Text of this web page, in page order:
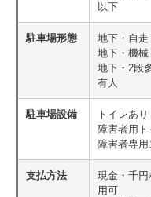
以下
駐車場形態
地下・自走
地下・機械
地下・2段
有人
駐車場設備
トイレあり
障害者用ト
障害者専用
支払方法
現金・千
用可